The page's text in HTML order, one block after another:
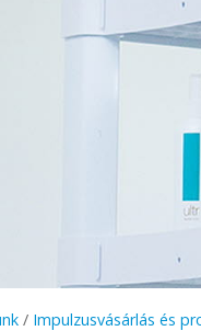
/ Impulzusvásárlás és